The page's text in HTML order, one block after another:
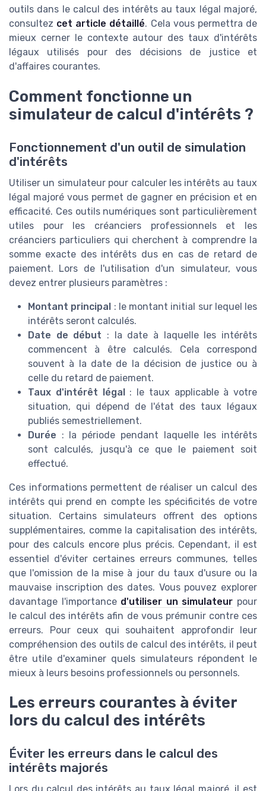
outils dans le calcul des intérêts au taux légal majoré,
consultez cet article détaillé. Cela vous permettra de
mieux cerner le contexte autour des taux d'intérêts
légaux utilisés pour des décisions de justice et
d'affaires courantes.
Comment fonctionne un
simulateur de calcul d'intérêts ?
Fonctionnement d'un outil de simulation
d'intérêts
Utiliser un simulateur pour calculer les intérêts au taux
légal majoré vous permet de gagner en précision et en
efficacité. Ces outils numériques sont particulièrement
utiles pour les créanciers professionnels et les
créanciers particuliers qui cherchent à comprendre la
somme exacte des intérêts dus en cas de retard de
paiement. Lors de l'utilisation d'un simulateur, vous
devez entrer plusieurs paramètres :
Montant principal : le montant initial sur lequel les
intérêts seront calculés.
Date de début : la date à laquelle les intérêts
commencent à être calculés. Cela correspond
souvent à la date de la décision de justice ou à
celle du retard de paiement.
Taux d'intérêt légal: le taux applicable à votre
situation, qui dépend de l'état des taux légaux
publiés semestriellement.
Durée : la période pendant laquelle les intérêts
sont calculés, jusqu'à ce que le paiement soit
effectué.
Ces informations permettent de réaliser un calcul des
intérêts qui prend en compte les spécificités de votre
situation. Certains simulateurs offrent des options
supplémentaires, comme la capitalisation des intérêts,
pour des calculs encore plus précis. Cependant, il est
essentiel d'éviter certaines erreurs communes, telles
que l'omission de la mise à jour du taux d'usure ou la
mauvaise inscription des dates. Vous pouvez explorer
davantage l'importance d'utiliser un simulateur pour
le calcul des intérêts afin de vous prémunir contre ces
erreurs. Pour ceux qui souhaitent approfondir leur
compréhension des outils de calcul des intérêts, il peut
être utile d'examiner quels simulateurs répondent le
mieux à leurs besoins professionnels ou personnels.
Les erreurs courantes à éviter
lors du calcul des intérêts
Éviter les erreurs dans le calcul des
intérêts majorés